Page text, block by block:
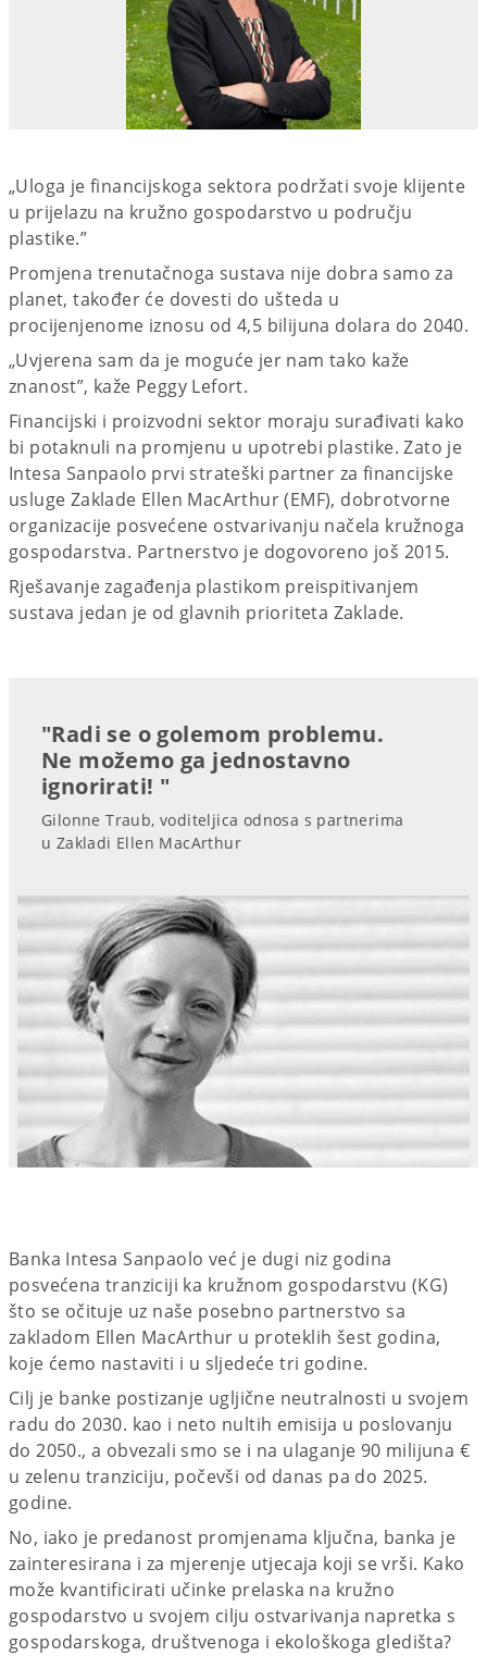
„Uloga je financijskoga sektora podržati svoje klijente
u prijelazu na kružno gospodarstvo u području
plastike.”
Promjena trenutačnoga sustava nije dobra samo za
planet, također će dovesti do ušteda u
procijenjenome iznosu od 4,5 bilijuna dolara do 2040.
„Uvjerena sam da je moguće jer nam tako kaže
znanost”, kaže Peggy Lefort.
Financijski i proizvodni sektor moraju surađivati kako
bi potaknuli na promjenu u upotrebi plastike. Zato je
Intesa Sanpaolo prvi strateški partner za financijske
usluge Zaklade Ellen MacArthur (EMF), dobrotvorne
organizacije posvećene ostvarivanju načela kružnoga
gospodarstva. Partnerstvo je dogovoreno još 2015.
Rješavanje zagađenja plastikom preispitivanjem
sustava jedan je od glavnih prioriteta Zaklade.
"Radi se o golemom problemu.
Ne možemo ga jednostavno
ignorirati! "
Gilonne Traub, voditeljica odnosa s partnerima
u Zakladi Ellen MacArthur
Banka Intesa Sanpaolo već je dugi niz godina
posvećena tranziciji ka kružnom gospodarstvu (KG)
što se očituje uz naše posebno partnerstvo sa
zakladom Ellen MacArthur u proteklih šest godina,
koje ćemo nastaviti i u sljedeće tri godine.
Cilj je banke postizanje ugljične neutralnosti u svojem
radu do 2030. kao i neto nultih emisija u poslovanju
do 2050., a obvezali smo se i na ulaganje 90 milijuna €
u zelenu tranziciju, počevši od danas pa do 2025.
godine.
No, iako je predanost promjenama ključna, banka je
zainteresirana i za mjerenje utjecaja koji se vrši. Kako
može kvantificirati učinke prelaska na kružno
gospodarstvo u svojem cilju ostvarivanja napretka s
gospodarskoga, društvenoga i ekološkoga gledišta?